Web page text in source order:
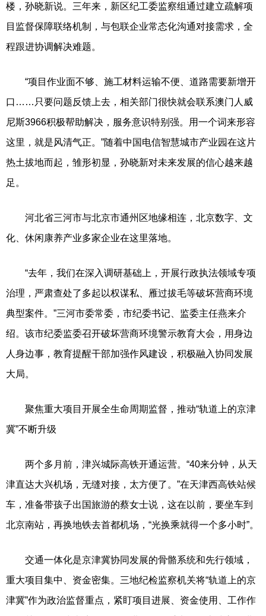
楼，孙晓新说。三年来，新区纪工委监察组通过建立疏解项
目监督保障联络机制，与包联企业常态化沟通对接需求，全
程跟进协调解决难题。
“项目作业面不够、施工材料运输不便、道路需要新增开
口……只要问题反馈上去，相关部门很快就会联系澳门人威
尼斯3966积极帮助解决，服务意识特别强。用一个词来形容
这里，就是风清气正。”随着中国电信智慧城市产业园在这片
热土拔地而起，雏形初显，孙晓新对未来发展的信心越来越
足。
河北省三河市与北京市通州区地缘相连，北京数字、文
化、休闲康养产业多家企业在这里落地。
“去年，我们在深入调研基础上，开展行政执法领域专项
治理，严肃查处了多起以权谋私、雁过拔毛等破坏营商环境
典型案件。”三河市委常委，市纪委书记、监委主任燕来介
绍。该市纪委监委召开破坏营商环境警示教育大会，用身边
人身边事，教育提醒干部加强作风建设，积极融入协同发展
大局。
聚焦重大项目开展全生命周期监督，推动“轨道上的京津
冀”不断升级
两个多月前，津兴城际高铁开通运营。“40来分钟，从天
津直达大兴机场，无缝对接，太方便了。”在天津西高铁站候
车，准备带孩子出国旅游的蔡女士说，这在以前，要坐车到
北京南站，再换地铁去首都机场，“光换乘就得一个多小时”。
交通一体化是京津冀协同发展的骨骼系统和先行领域，
重大项目集中、资金密集。三地纪检监察机关将“轨道上的京
津冀”作为政治监督重点，紧盯项目进展、资金使用、工作作